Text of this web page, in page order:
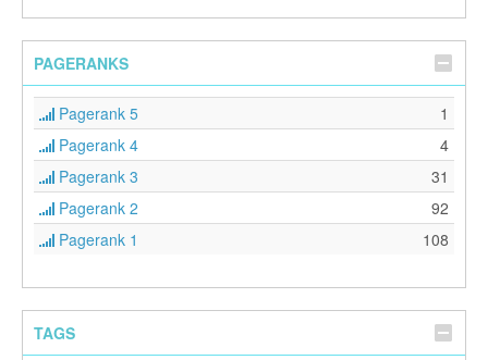
PAGERANKS
Pagerank 5
1
Pagerank 4
4
Pagerank 3
31
Pagerank 2
92
Pagerank 1
108
TAGS